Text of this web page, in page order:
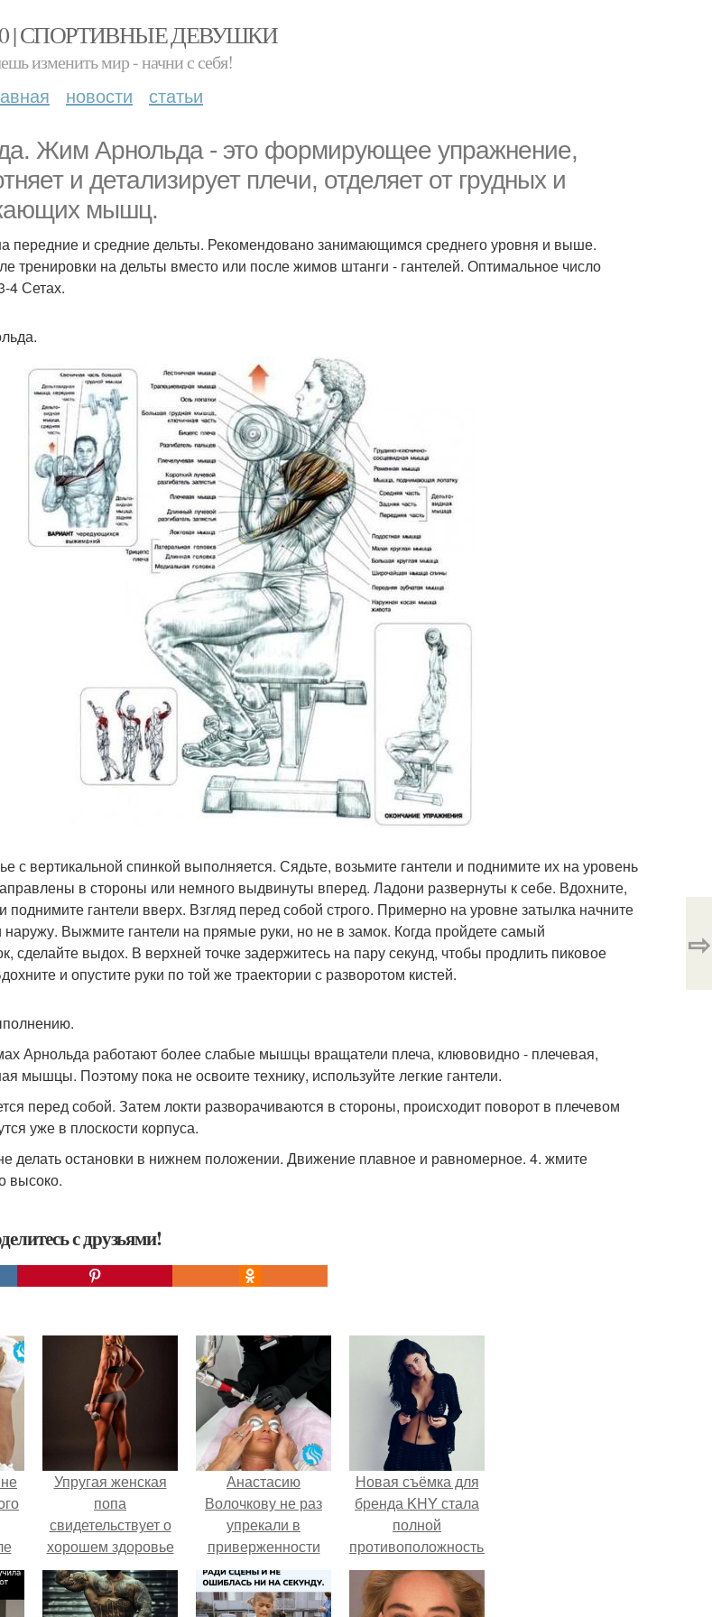
| СПОРТИВНЫЕ ДЕВУШКИ
изменить мир - начни с себя!
новости статьи
Жим Арнольда - это формирующее упражнение,
и детализирует плечи, отделяет от грудных и
мышц.
передние и средние дельты. Рекомендовано занимающимся среднего уровня и выше.
тренировки на дельты вместо или после жимов штанги - гантелей. Оптимальное число
4 Сетах.
с вертикальной спинкой выполняется. Сядьте, возьмите гантели и поднимите их на уровень
в стороны или немного выдвинуты вперед. Ладони развернуты к себе. Вдохните,
поднимите гантели вверх. Взгляд перед собой строго. Примерно на уровне затылка начните
наружу. Выжмите гантели на прямые руки, но не в замок. Когда пройдете самый
сделайте выдох. В верхней точке задержитесь на пару секунд, чтобы продлить пиковое
и опустите руки по той же траектории с разворотом кистей.
Арнольда работают более слабые мышцы вращатели плеча, клювовидно - плечевая,
мышцы. Поэтому пока не освоите технику, используйте легкие гантели.
перед собой. Затем локти разворачиваются в стороны, происходит поворот в плечевом
уже в плоскости корпуса.
делать остановки в нижнем положении. Движение плавное и равномерное. 4. жмите
высоко.
с друзьями!
⇨
Упругая женская
попа
свидетельствует о
хорошем здоровье
и о хорошей
физической форме
хозяйки.
Анастасию
Волочкову не раз
упрекали в
приверженности
устаревшим бьюти -
процедурам.
Новая съёмка для
бренда KHY стала
полной
противоположностью
образу, с которым
кайли
ассоциировалась